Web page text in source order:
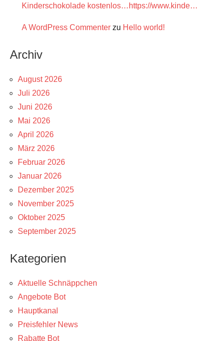
Kinderschokolade kostenlos…https://www.kinde…
A WordPress Commenter zu Hello world!
Archiv
August 2026
Juli 2026
Juni 2026
Mai 2026
April 2026
März 2026
Februar 2026
Januar 2026
Dezember 2025
November 2025
Oktober 2025
September 2025
Kategorien
Aktuelle Schnäppchen
Angebote Bot
Hauptkanal
Preisfehler News
Rabatte Bot